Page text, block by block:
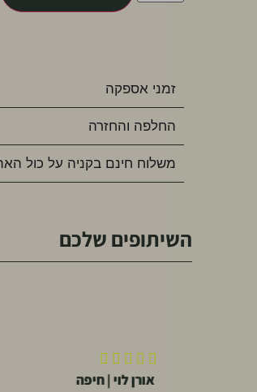
זמני אספקה
החלפה והחזרה
משלוח חינם בקניה על כול
השיתופים שלכם


אורן לוי | חיפה